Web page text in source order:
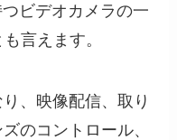
ビデオカメラの一
言えます。
、映像配信、取り
のコントロール、